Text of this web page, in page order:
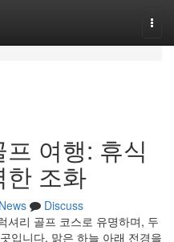
여행: 휴식
한 조화
News
Discuss
셔리 골프 코스로 유명하며, 두
입니다. 맑은 하늘 아래 전경을